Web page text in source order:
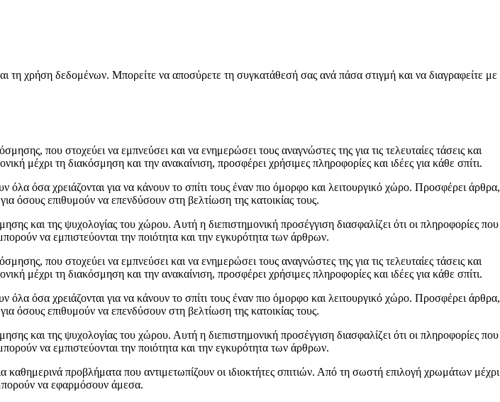
τη χρήση δεδομένων. Μπορείτε να αποσύρετε τη συγκατάθεσή σας ανά πάσα στιγμή και να διαγραφείτε με
που στοχεύει να εμπνεύσει και να ενημερώσει τους αναγνώστες της για τις τελευταίες τάσεις και
μέχρι τη διακόσμηση και την ανακαίνιση, προσφέρει χρήσιμες πληροφορίες και ιδέες για κάθε σπίτι.
όσα χρειάζονται για να κάνουν το σπίτι τους έναν πιο όμορφο και λειτουργικό χώρο. Προσφέρει άρθρα,
όσους επιθυμούν να επενδύσουν στη βελτίωση της κατοικίας τους.
και της ψυχολογίας του χώρου. Αυτή η διεπιστημονική προσέγγιση διασφαλίζει ότι οι πληροφορίες που
να εμπιστεύονται την ποιότητα και την εγκυρότητα των άρθρων.
που στοχεύει να εμπνεύσει και να ενημερώσει τους αναγνώστες της για τις τελευταίες τάσεις και
μέχρι τη διακόσμηση και την ανακαίνιση, προσφέρει χρήσιμες πληροφορίες και ιδέες για κάθε σπίτι.
όσα χρειάζονται για να κάνουν το σπίτι τους έναν πιο όμορφο και λειτουργικό χώρο. Προσφέρει άρθρα,
όσους επιθυμούν να επενδύσουν στη βελτίωση της κατοικίας τους.
και της ψυχολογίας του χώρου. Αυτή η διεπιστημονική προσέγγιση διασφαλίζει ότι οι πληροφορίες που
να εμπιστεύονται την ποιότητα και την εγκυρότητα των άρθρων.
καθημερινά προβλήματα που αντιμετωπίζουν οι ιδιοκτήτες σπιτιών. Από τη σωστή επιλογή χρωμάτων μέχρι
να εφαρμόσουν άμεσα.